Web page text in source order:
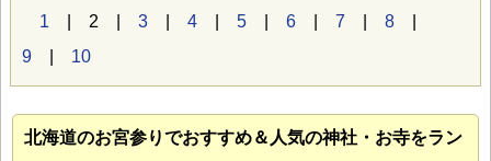
1 | 2 | 3 4 5 6 7 8
9
10
北海道のお宮参りでおすすめ＆人気の神社・お寺をラン